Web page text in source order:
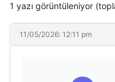
1 yazı görüntüleniyor
11/05/2026: 12:11 pm